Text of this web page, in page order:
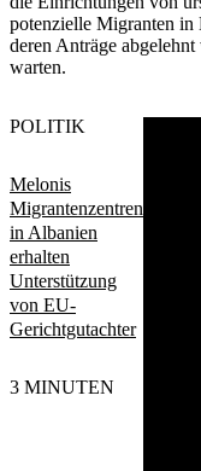
potenzielle Migranten in
deren Anträge
warten.
Melonis
Migrantenzentren
in Albanien
erhalten
Unterstützung
von EU-
Gerichtgutachter
POLITIK
3 MINUTEN